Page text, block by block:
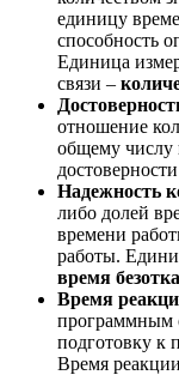
единицу
способность
Единица
связи –
отношение
общему числу
Надежность
либо долей
времени
работы.
время
Время
программным
подготовку к
Время